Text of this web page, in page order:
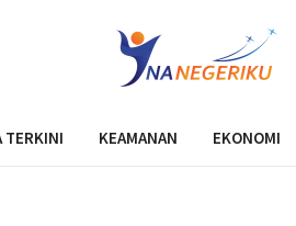
TERKINI KEAMANAN EKONOMI